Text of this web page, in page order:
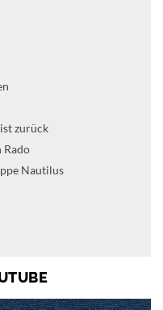
zurück
Rado
Nautilus